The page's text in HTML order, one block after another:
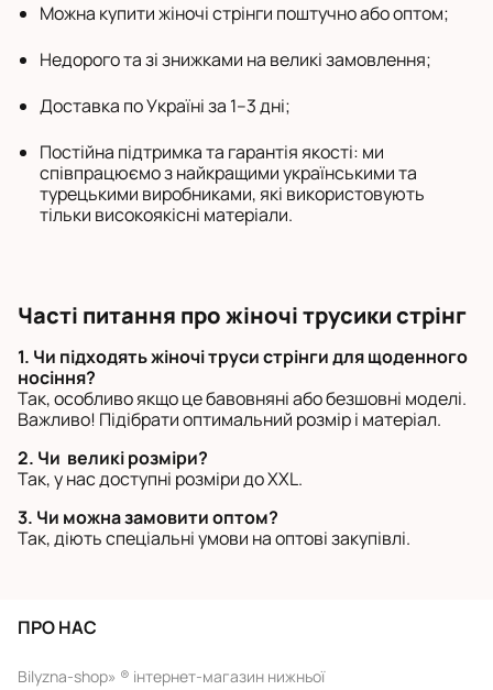
Можна купити жіночі стрінги поштучно або оптом;
Недорого та зі знижками на великі замовлення;
Доставка по Україні за 1–3 дні;
Постійна підтримка та гарантія якості: ми
співпрацюємо з найкращими українськими та
турецькими виробниками, які використовують
тільки високоякісні матеріали.
Часті питання про жіночі трусики стрінг
1. Чи підходять жіночі труси стрінги для щоденного
носіння?
Так, особливо якщо це бавовняні або безшовні моделі.
Важливо! Підібрати оптимальний розмір і матеріал.
2. Чи великі розміри?
Так, у нас доступні розміри до XXL.
3. Чи можна замовити оптом?
Так, діють спеціальні умови на оптові закупівлі.
ПРО НАС
Bilyzna-shop» ® інтернет-магазин нижньої